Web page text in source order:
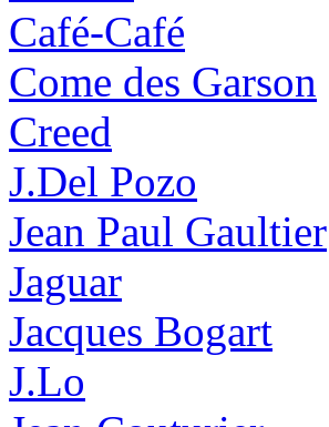
Café-Café
Come des Garson
Creed
J.Del Pozo
Jean Paul Gaultier
Jaguar
Jacques Bogart
J.Lo